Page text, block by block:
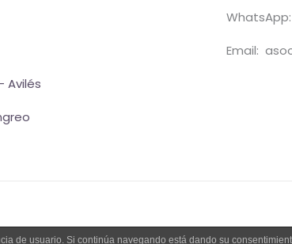
Avilés
WhatsApp:
Email:
de usuario. Si continúa navegando está dando su